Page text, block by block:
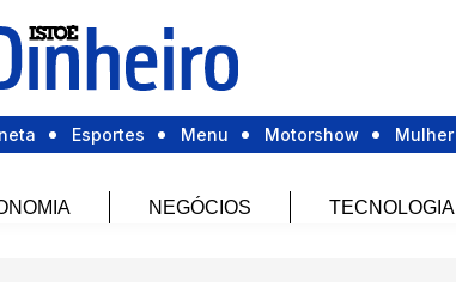
Esportes Menu Motorshow Mulher
NEGÓCIOS TECNOLOGIA